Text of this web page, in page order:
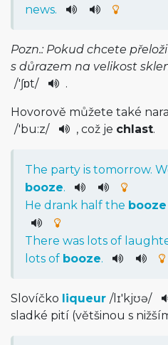
news.
Pozn.: Pokud chcete
s důrazem na velikost
/'ʃɒt/ .
Hovorově můžete také
/'bu:z/ , což je chlast.
The party is tomorrow.
booze.
He drank half the booze
There was lots of
lots of booze.
Slovíčko liqueur / lɪ'kjʊə/
sladké pití (většinou s